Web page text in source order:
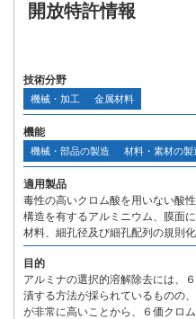
開放特許情報
技術分野
機械・加工 金属材料
機能
機械・部品の製造 材料・素材の製
適用製品
毒性の高いクロム酸を用いない酸
構造を有するアルミニウム、膜面
材料、細孔径及び細孔配列の規則化
目的
アルミナの選択的溶解除去には、
漬する方法が採られているものの
が非常に高いことから、６価クロ